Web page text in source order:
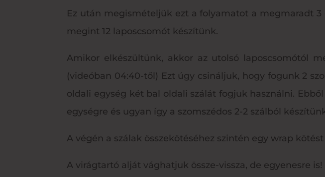
Ez után megismételjük ezt a folyamatot a megmaradt 3
megint 12 laposcsomót készítünk.
Amikor elkészültünk, akkor az utolsó laposcsomótól
(videóban 04:40-től) Ezt úgy csináljuk, hogy fogunk 2
oldali egység két bal oldali szálát fogjuk használni.
egységre és ugyan így a szomszédos 2-2 szálból
A végén a szálak összekötéséhez szintén egy wrap
A virágtartó alját vághatjuk össze-vissza, de egyenesre is!